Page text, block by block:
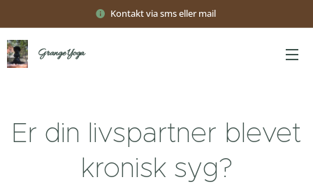
Kontakt via sms eller mail
Grange Yoga
Er din livspartner blevet
kronisk syg?